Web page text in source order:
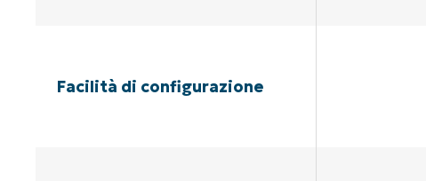
Facilità di configurazione